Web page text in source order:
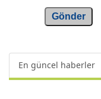
Gönder
En güncel haberler